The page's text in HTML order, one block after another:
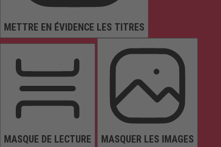
METTRE EN ÉVIDENCE LES TITRES
MASQUE DE LECTURE MASQUER LES IMAGES